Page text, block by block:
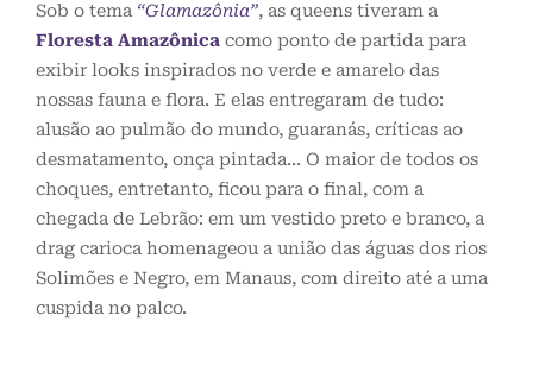
Sob o tema “Glamazônia”, as queens tiveram a
Floresta Amazônica como ponto de partida para
exibir looks inspirados no verde e amarelo das
nossas fauna e flora. E elas entregaram de tudo:
alusão ao pulmão do mundo, guaranás, críticas ao
desmatamento, onça pintada… O maior de todos os
choques, entretanto, ficou para o final, com a
chegada de Lebrão: em um vestido preto e branco, a
drag carioca homenageou a união das águas dos rios
Solimões e Negro, em Manaus, com direito até a uma
cuspida no palco.